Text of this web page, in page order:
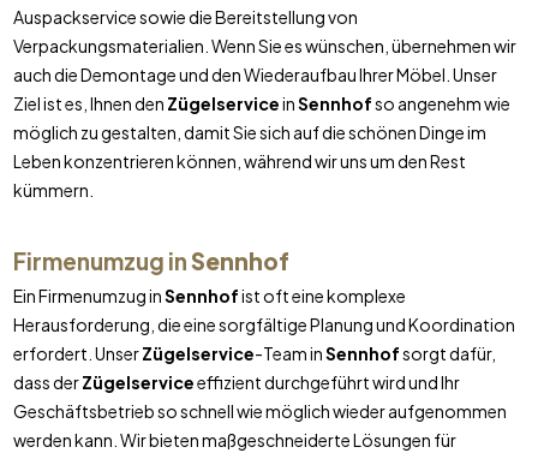
Auspackservice sowie die Bereitstellung von
Verpackungsmaterialien. Wenn Sie es wünschen, übernehmen wir
auch die Demontage und den Wiederaufbau Ihrer Möbel. Unser
Ziel ist es, Ihnen den ZügelserviceinSennhofso angenehm wie
möglich zu gestalten, damit Sie sich auf die schönen Dinge im
Leben konzentrieren können, während wir uns um den Rest
kümmern.
Firmenumzug inSennhof
Ein Firmenumzug inSennhofist oft eine komplexe
Herausforderung, die eine sorgfältige Planung und Koordination
erfordert. UnserZügelservice-Team inSennhofsorgt dafür,
dass derZügelserviceeffizient durchgeführt wird und Ihr
Geschäftsbetrieb so schnell wie möglich wieder aufgenommen
werden kann. Wir bieten maßgeschneiderte Lösungen für